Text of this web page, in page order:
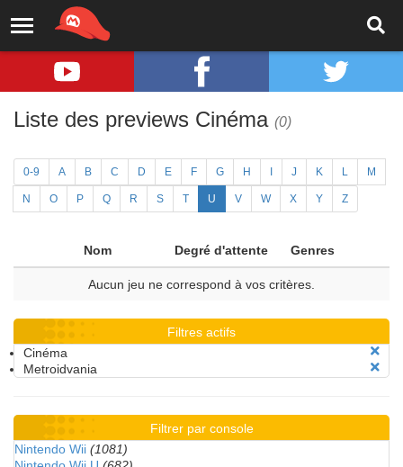
Liste des previews Cinéma (0)
0-9 A B C D E F G H J K L M
N O P Q R S T U V W X Y Z
Nom Degré d'attente Genres
Aucun jeu ne correspond à vos critères.
Filtres actifs
Cinéma
Metroidvania
Filtrer par console
Nintendo Wii (1081)